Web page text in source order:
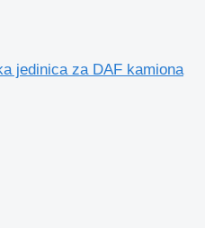
jedinica za DAF kamiona